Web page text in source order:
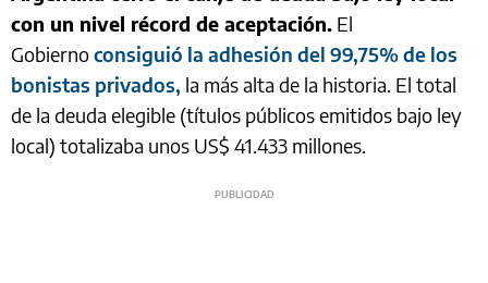
con un nivel récord de aceptación. El
Gobiernoconsiguió la adhesión del 99,75% de los
bonistas privados, la más alta de la historia. El total
de la deuda elegible (títulos públicos emitidos bajo ley
local) totalizaba unos US$ 41.433 millones.